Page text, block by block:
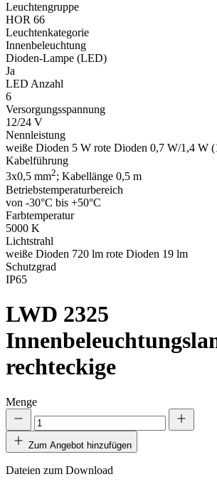
Leuchtengruppe
HOR 66
Leuchtenkategorie
Innenbeleuchtung
Dioden-Lampe (LED)
Ja
LED Anzahl
6
Versorgungsspannung
12/24 V
Nennleistung
weiße Dioden 5 W rote Dioden 0,7 W/1,4 W
Kabelführung
3x0,5 mm2; Kabellänge 0,5 m
Betriebstemperaturbereich
von -30°C bis +50°C
Farbtemperatur
5000 K
Lichtstrahl
weiße Dioden 720 lm rote Dioden 19 lm
Schutzgrad
IP65
LWD 2325
rechteckige
Menge
Zum Angebot hinzufügen
Dateien zum Download